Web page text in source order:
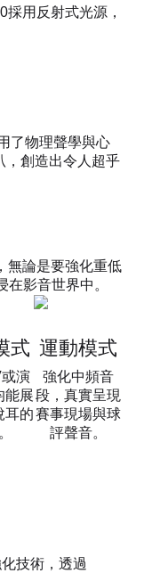
用反射式光源，
了物理聲學與心
，創造出令人超乎
無論是要強化重低
影音世界中。
式
演
能展
耳的
運動模式
強化中頻音
段，真實呈現
賽事現場與球
評聲音。
技術，透過